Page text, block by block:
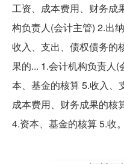
工资、成本费用、财务成
构负责人(会计主管) 2.出
收入、支出、债权债务的
果的... 1.会计机构负责人(
本、基金的核算 5.收入、
成本费用、财务成果的核
4.资本、基金的核算 5.收。